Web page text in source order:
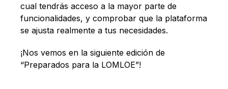
cual tendrás acceso a la mayor parte de
funcionalidades, y comprobar que la plataforma
se ajusta realmente a tus necesidades.
¡Nos vemos en la siguiente edición de
“Preparados para la LOMLOE”!